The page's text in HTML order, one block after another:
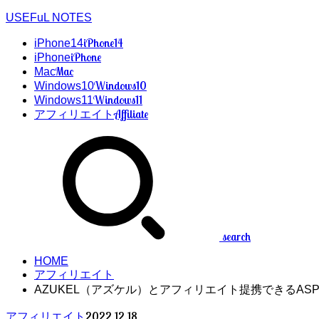
USEFuL NOTES
iPhone14iPhone14
iPhoneiPhone
MacMac
Windows10Windows10
Windows11Windows11
アフィリエイトAffiliate
search
HOME
アフィリエイト
AZUKEL（アズケル）とアフィリエイト提携できる
アフィリエイト 2022.12.18